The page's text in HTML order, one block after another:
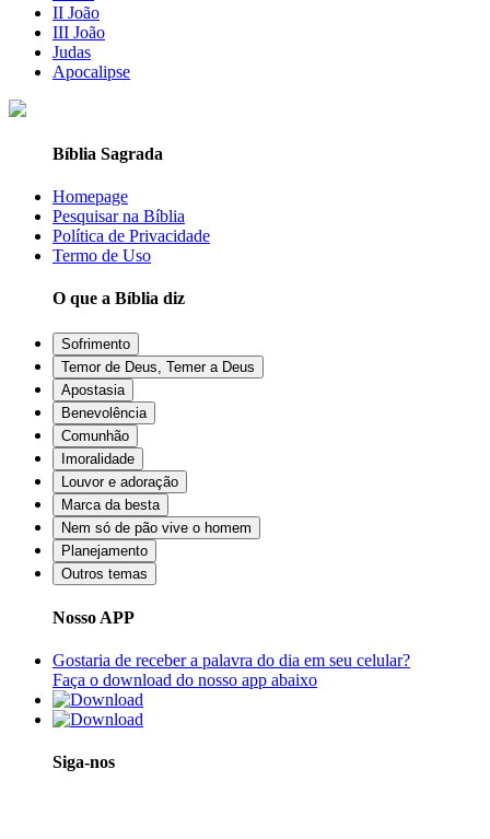
II João
III João
Judas
Apocalipse
Bíblia Sagrada
Homepage
Pesquisar na Bíblia
Política de Privacidade
Termo de Uso
O que a Bíblia diz
Sofrimento
Temor de Deus, Temer a Deus
Apostasia
Benevolência
Comunhão
Imoralidade
Louvor e adoração
Marca da besta
Nem só de pão vive o homem
Planejamento
Outros temas
Nosso APP
Gostaria de receber a palavra do dia em seu celular?
Faça o download do nosso app abaixo
Siga-nos